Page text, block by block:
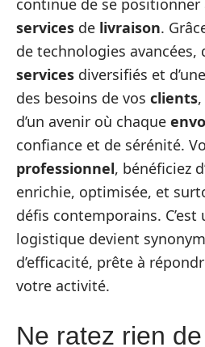
continue de se positionner
services de livraison.
de technologies avancées,
services diversifiés et
des besoins de vos clients
d’un avenir où chaque
confiance et de sérénité.
professionnel, bénéficiez
enrichie, optimisée, et
défis contemporains. C’est
logistique devient
d’efficacité, prête à
votre activité.
Ne ratez rien